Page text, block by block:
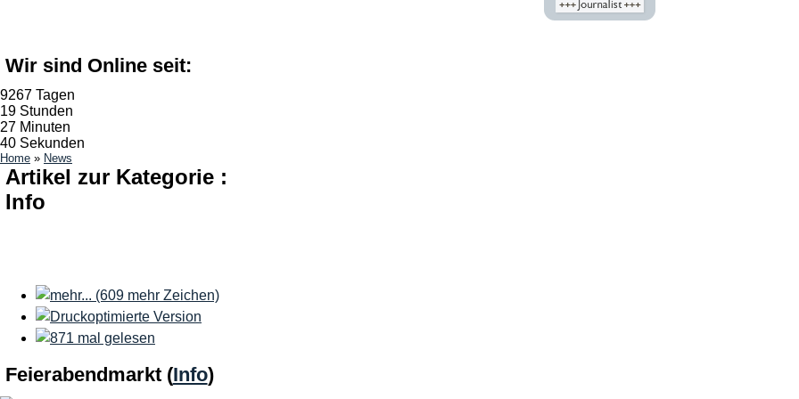
Wir sind Online seit:
9267 Tagen
19 Stunden
27 Minuten
41 Sekunden
Home » News
Artikel zur Kategorie :
Info
Feierabendmarkt (Info)